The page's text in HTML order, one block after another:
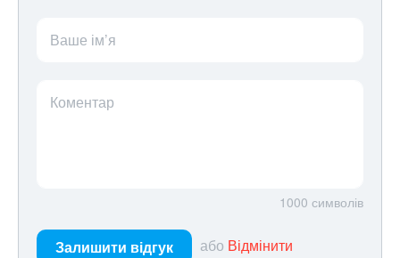
Ваше ім’я
Коментар
1000 символів
Залишити відгук або Відмінити